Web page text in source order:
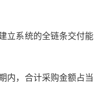
立系统的全链条交付
内，合计采购金额占